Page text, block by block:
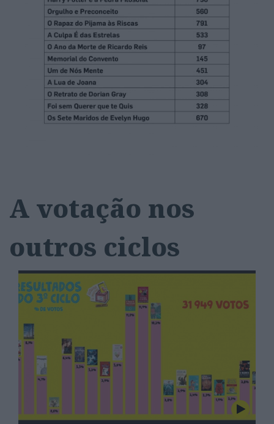
A votação nos
outros ciclos